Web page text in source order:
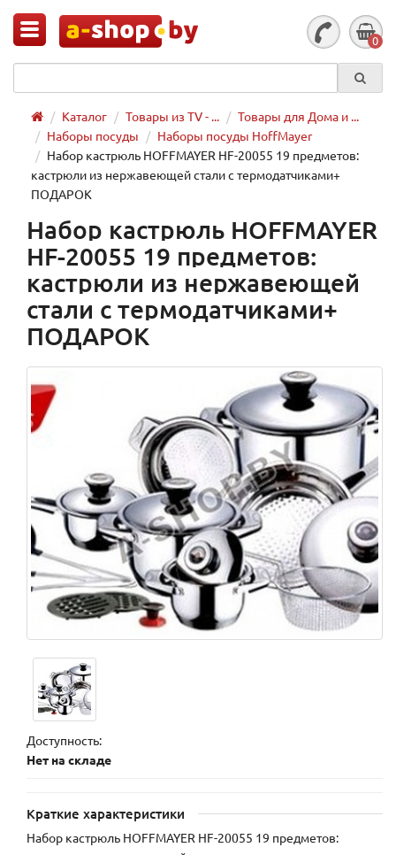
0
Каталог Товары из TV - ...
Товары для Дома и ...
Наборы посуды
Наборы посуды HoffMayer
Набор кастрюль HOFFMAYER HF-20055 19 предметов:
кастрюли из нержавеющей стали с термодатчиками+
ПОДАРОК
Набор кастрюль HOFFMAYER
HF-20055 19 предметов:
кастрюли из нержавеющей
стали с термодатчиками+
ПОДАРОК
Доступность:
Нет на складе
Краткие характеристики
Набор кастрюль HOFFMAYER HF-20055 19 предметов: